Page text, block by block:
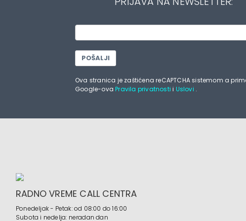
POŠALJI
Ova stranica je zaštićena reCAPTCHA sistemom a
Google-ovaPravila privatnosti i Uslovi .
RADNO VREME CALL CENTRA
Ponedeljak - Petak: od 08:00 do 16:00
Subota i nedelja: neradan dan